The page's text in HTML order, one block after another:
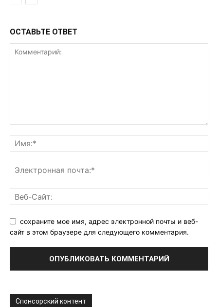
ОСТАВЬТЕ ОТВЕТ
сохраните мое имя, адрес электронной почты и веб-
сайт в этом браузере для следующего комментария.
Спонсорский контент